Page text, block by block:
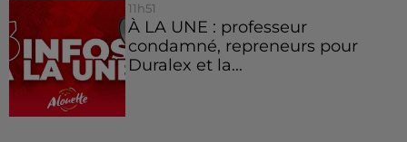
11h51
À LA UNE : professeur
condamné, repreneurs pour
Duralex et la...